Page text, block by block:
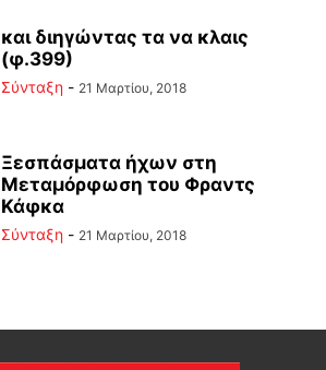
και διηγώντας τα να κλαις
(φ.399)
Σύνταξη - 21 Μαρτίου, 2018
Ξεσπάσματα ήχων στη
Μεταμόρφωση του Φραντς
Κάφκα
Σύνταξη - 21 Μαρτίου, 2018